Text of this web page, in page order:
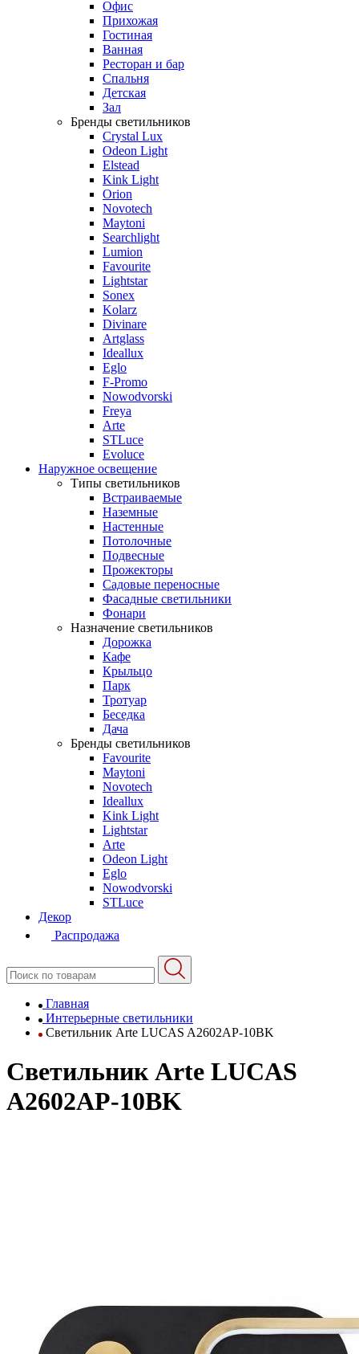
Офис
Прихожая
Гостиная
Ванная
Ресторан и бар
Спальня
Детская
Зал
Бренды светильников
Crystal Lux
Odeon Light
Elstead
Kink Light
Orion
Novotech
Maytoni
Searchlight
Lumion
Favourite
Lightstar
Sonex
Kolarz
Divinare
Artglass
Ideallux
Eglo
F-Promo
Nowodvorski
Freya
Arte
STLuce
Evoluce
Наружное освещение
Типы светильников
Встраиваемые
Наземные
Настенные
Потолочные
Подвесные
Прожекторы
Садовые переносные
Фасадные светильники
Фонари
Назначение светильников
Дорожка
Кафе
Крыльцо
Парк
Тротуар
Беседка
Дача
Бренды светильников
Favourite
Maytoni
Novotech
Ideallux
Kink Light
Lightstar
Arte
Odeon Light
Eglo
Nowodvorski
STLuce
Декор
Распродажа
Главная
Интерьерные светильники
Светильник Arte LUCAS A2602AP-10BK
Светильник Arte LUCAS
A2602AP-10BK